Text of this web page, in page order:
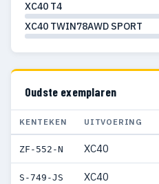
XC40 T4
XC40 TWIN78AWD SPORT
Oudste exemplaren
KENTEKEN UITVOERING
ZF-552-N XC40
S-749-JS XC40